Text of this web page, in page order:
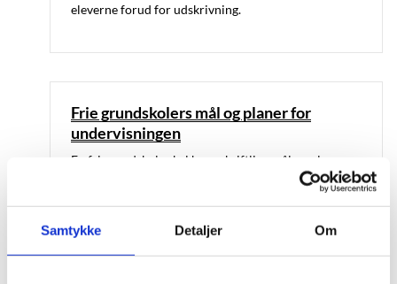
Samtykke Detaljer Om
eleverne forud for udskrivning.
Frie grundskolers mål og planer for
undervisningen
En fri grundskole skal have skriftlige mål og planer